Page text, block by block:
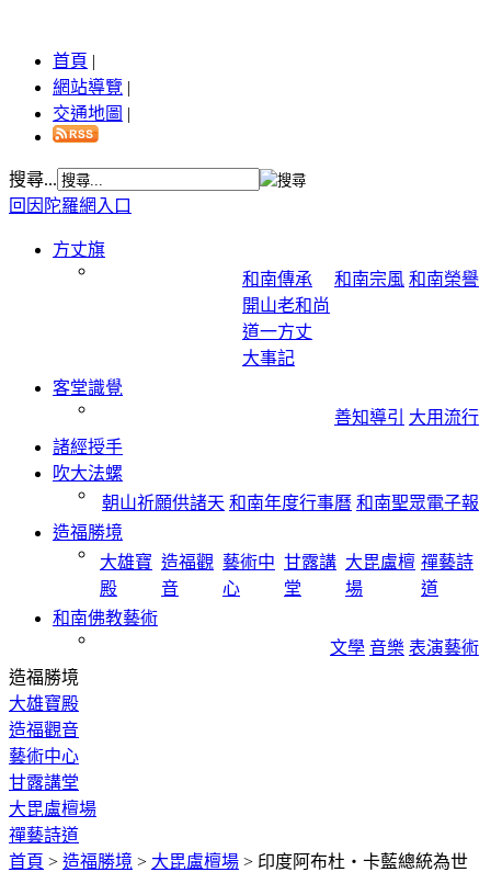
首頁 |
網站導覽 |
交通地圖 |
搜尋...
回因陀羅網入口
方丈旗
和南傳承
開山老和尚
道一方丈
大事記
和南宗風 和南榮譽
客堂識覺
善知導引
大用流行
諸經授手
吹大法螺
朝山祈願供諸天 和南年度行事曆 和南聖眾電子報
造福勝境
大雄寶
殿
造福觀
音
藝術中
心
甘露講
堂
大毘盧檀
場
禪藝詩
道
和南佛教藝術
文學 音樂 表演藝術
造福勝境
大雄寶殿
造福觀音
藝術中心
甘露講堂
大毘盧檀場
禪藝詩道
首頁 > 造福勝境 > 大毘盧檀場 > 印度阿布杜‧卡藍總統為世